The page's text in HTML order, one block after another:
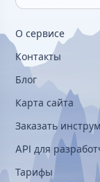
О сервисе
Контакты
Блог
Карта сайта
Заказать
API для
Тарифы